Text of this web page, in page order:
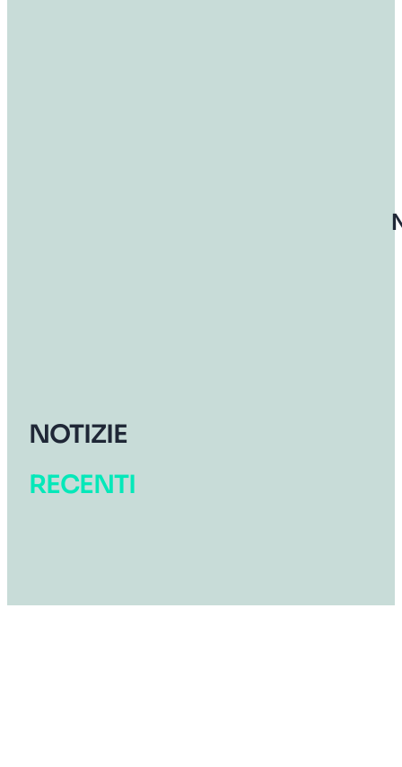
NOTIZIE
RECENTI